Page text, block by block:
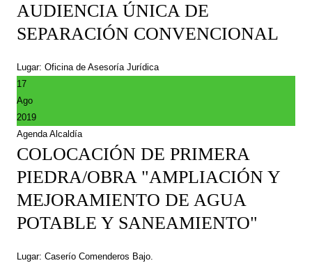
AUDIENCIA ÚNICA DE
SEPARACIÓN CONVENCIONAL
Lugar: Oficina de Asesoría Jurídica
17
Ago
2019
Agenda Alcaldía
COLOCACIÓN DE PRIMERA
PIEDRA/OBRA "AMPLIACIÓN Y
MEJORAMIENTO DE AGUA
POTABLE Y SANEAMIENTO"
Lugar: Caserío Comenderos Bajo.